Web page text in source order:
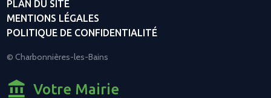
PLAN DU SITE
MENTIONS LÉGALES
POLITIQUE DE CONFIDENTIALITÉ
© Charbonnières-les-Bains
Votre Mairie